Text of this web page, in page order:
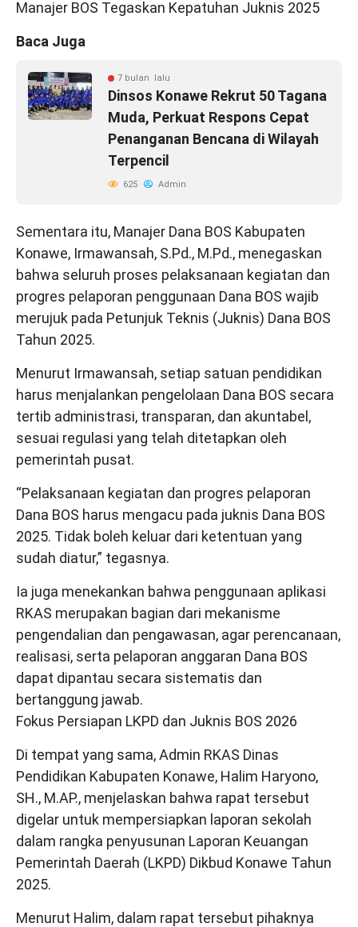
Manajer BOS Tegaskan Kepatuhan Juknis 2025
Baca Juga
7 bulan lalu
Dinsos Konawe Rekrut 50 Tagana
Muda, Perkuat Respons Cepat
Penanganan Bencana di Wilayah
Terpencil
625 Admin
Sementara itu, Manajer Dana BOS Kabupaten
Konawe, Irmawansah, S.Pd., M.Pd., menegaskan
bahwa seluruh proses pelaksanaan kegiatan dan
progres pelaporan penggunaan Dana BOS wajib
merujuk pada Petunjuk Teknis (Juknis) Dana BOS
Tahun 2025.
Menurut Irmawansah, setiap satuan pendidikan
harus menjalankan pengelolaan Dana BOS secara
tertib administrasi, transparan, dan akuntabel,
sesuai regulasi yang telah ditetapkan oleh
pemerintah pusat.
“Pelaksanaan kegiatan dan progres pelaporan
Dana BOS harus mengacu pada juknis Dana BOS
2025. Tidak boleh keluar dari ketentuan yang
sudah diatur,” tegasnya.
Ia juga menekankan bahwa penggunaan aplikasi
RKAS merupakan bagian dari mekanisme
pengendalian dan pengawasan, agar perencanaan,
realisasi, serta pelaporan anggaran Dana BOS
dapat dipantau secara sistematis dan
bertanggung jawab.
Fokus Persiapan LKPD dan Juknis BOS 2026
Di tempat yang sama, Admin RKAS Dinas
Pendidikan Kabupaten Konawe, Halim Haryono,
SH., M.AP., menjelaskan bahwa rapat tersebut
digelar untuk mempersiapkan laporan sekolah
dalam rangka penyusunan Laporan Keuangan
Pemerintah Daerah (LKPD) Dikbud Konawe Tahun
2025.
Menurut Halim, dalam rapat tersebut pihaknya